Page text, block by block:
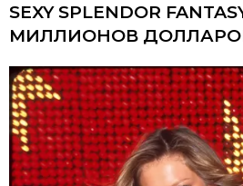
SEXY SPLENDOR
МИЛЛИОНОВ